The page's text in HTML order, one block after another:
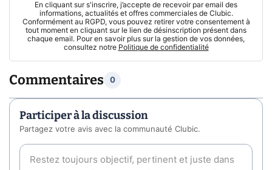
En cliquant sur s'inscrire, j’accepte de recevoir par email des
informations, actualités et offres commerciales de Clubic.
Conformément au RGPD, vous pouvez retirer votre consentement à
tout moment en cliquant sur le lien de désinscription présent dans
chaque email. Pour en savoir plus sur la gestion de vos données,
consultez notre Politique de confidentialité
Commentaires 0
Participer à la discussion
Partagez votre avis avec la communauté Clubic.